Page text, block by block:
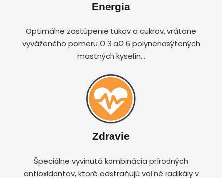
Energia
Optimálne zastúpenie tukov a cukrov, vrátane
vyváženého pomeru Ω 3 aΩ 6 polynenasýtených
mastných kyselín…
Zdravie
Špeciálne vyvinutá kombinácia prírodných
antioxidantov, ktoré odstraňujú voľné radikály v